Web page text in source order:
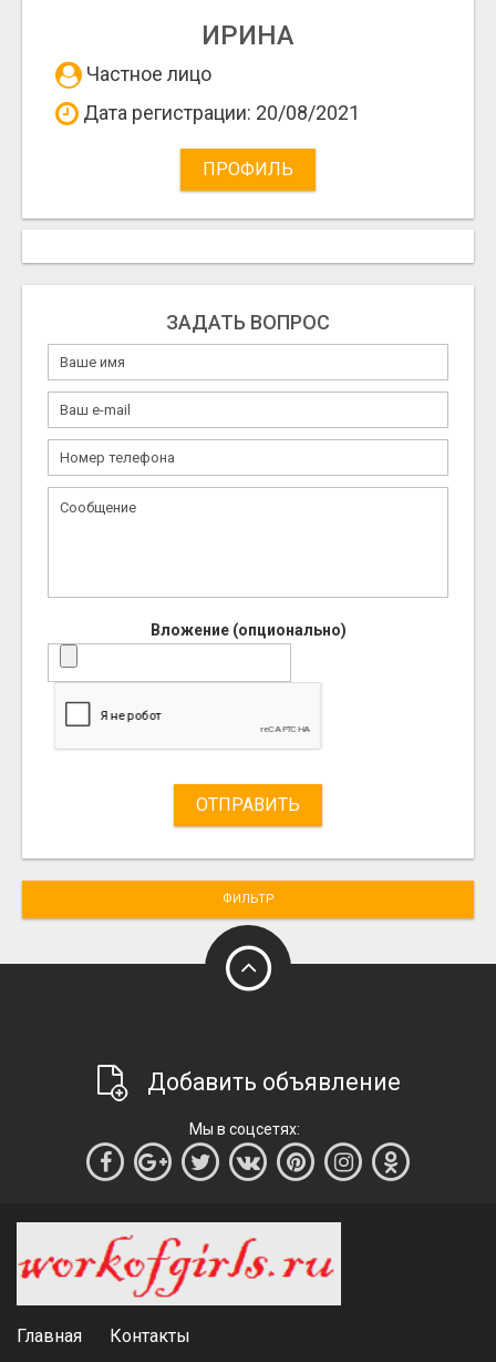
ИРИНА
Частное лицо
Дата регистрации: 20/08/2021
ПРОФИЛЬ
ЗАДАТЬ ВОПРОС
Вложение (опционально)
ОТПРАВИТЬ
ФИЛЬТР
Добавить объявление
Мы в соцсетях:
Главная Контакты